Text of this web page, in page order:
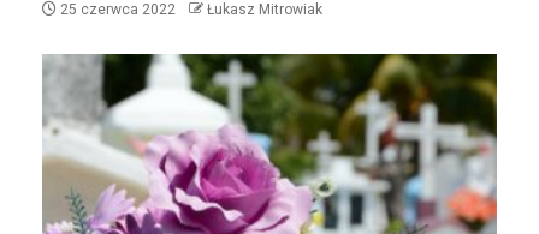
25 czerwca 2022 Łukasz Mitrowiak